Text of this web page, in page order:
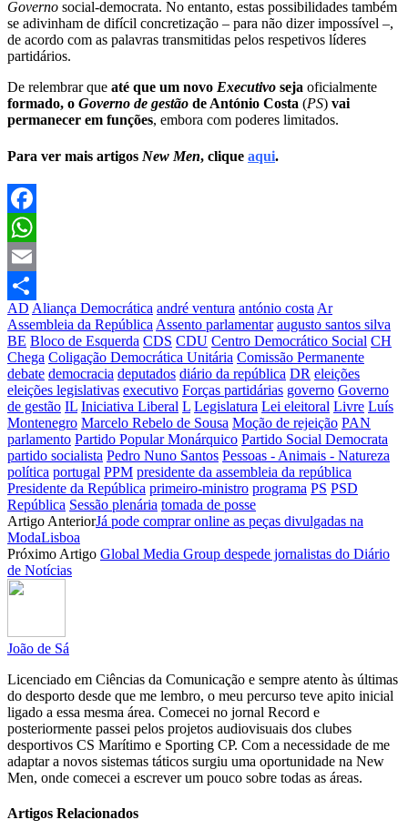
Governo social-democrata. No entanto, estas possibilidades também
se adivinham de difícil concretização – para não dizer impossível –,
de acordo com as palavras transmitidas pelos respetivos líderes
partidários.
De relembrar que até que um novo Executivo seja oficialmente
formado, o Governo de gestão de António Costa (PS) vai
permanecer em funções, embora com poderes limitados.
Para ver mais artigos New Men, clique aqui.
Facebook
WhatsApp
Email
Partilhar
AD Aliança Democrática andré ventura antónio costa Ar
Assembleia da República Assento parlamentar augusto santos silva
BE Bloco de Esquerda CDS CDU Centro Democrático Social CH
Chega Coligação Democrática Unitária Comissão Permanente
debate democracia deputados diário da república DR eleições
eleições legislativas executivo Forças partidárias governo Governo
de gestão IL Iniciativa Liberal L Legislatura Lei eleitoral Livre Luís
Montenegro Marcelo Rebelo de Sousa Moção de rejeição PAN
parlamento Partido Popular Monárquico Partido Social Democrata
partido socialista Pedro Nuno Santos Pessoas - Animais - Natureza
política portugal PPM presidente da assembleia da república
Presidente da República primeiro-ministro programa PS PSD
República Sessão plenária tomada de posse
Artigo AnteriorJá pode comprar online as peças divulgadas na
ModaLisboa
Próximo Artigo Global Media Group despede jornalistas do Diário
de Notícias
João de Sá
Licenciado em Ciências da Comunicação e sempre atento às últimas
do desporto desde que me lembro, o meu percurso teve apito inicial
ligado a essa mesma área. Comecei no jornal Record e
posteriormente passei pelos projetos audiovisuais dos clubes
desportivos CS Marítimo e Sporting CP. Com a necessidade de me
adaptar a novos sistemas táticos surgiu uma oportunidade na New
Men, onde comecei a escrever um pouco sobre todas as áreas.
Artigos Relacionados